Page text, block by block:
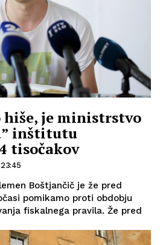
hiše, je ministrstvo
inštitutu
tisočakov
Boštjančič je že pred
pomikamo proti obdobju
fiskalnega pravila. Že pred